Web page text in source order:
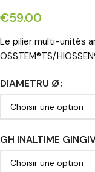
€59.00
Le pilier multi-unités
OSSTEM®TS/
DIAMETRU Ø
GH INALTIME